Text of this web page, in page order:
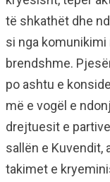
të shkathët dhe
si nga komunikimi
brendshme.
po ashtu e
më e vogël e
drejtuesit e
sallën e Kuvendit,
takimet e